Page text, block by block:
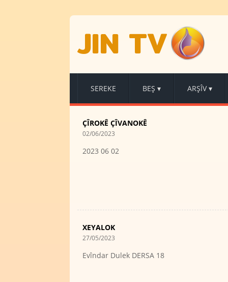
JIN TV
SEREKE BEŞ ▾ ARŞÎV ▾
ÇÎROKÊ ÇÎVANOKÊ
02/06/2023
2023 06 02
XEYALOK
27/05/2023
Evîndar Dulek DERSA 18